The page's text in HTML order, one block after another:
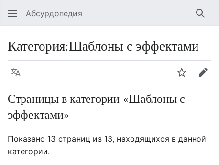
Абсурдопедия
Категория:Шаблоны с эффектами
Язык
Страницы в категории «Шаблоны с
эффектами»
Показано 13 страниц из 13, находящихся в данной
категории.